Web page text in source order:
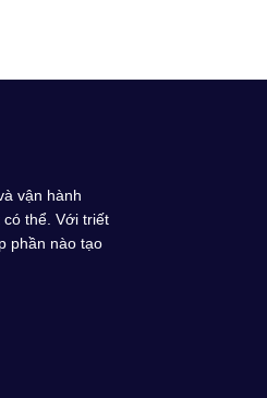
vận hành
thể. Với triết
phần nào tạo